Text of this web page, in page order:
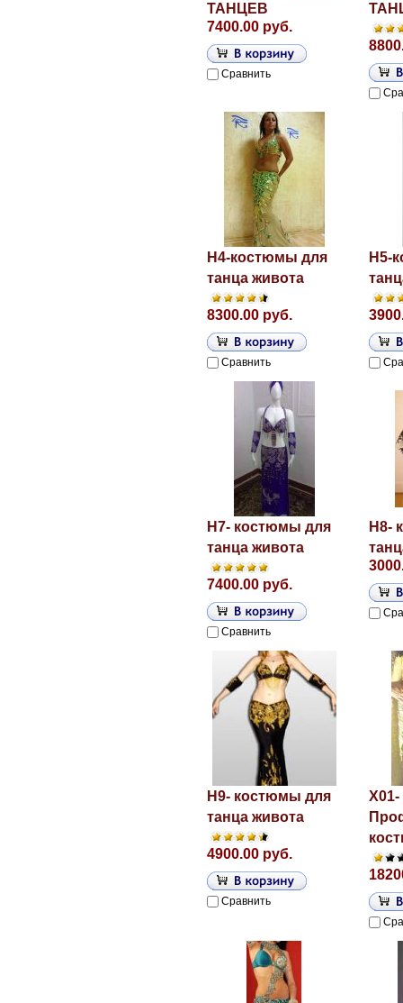
ТАНЦЕВ
7400.00 руб.
Сравнить
H4-костюмы для
танца живота
8300.00 руб.
Сравнить
H5-
H7- костюмы для
танца живота
7400.00 руб.
Сравнить
H8-
H9- костюмы для
танца живота
4900.00 руб.
Сравнить